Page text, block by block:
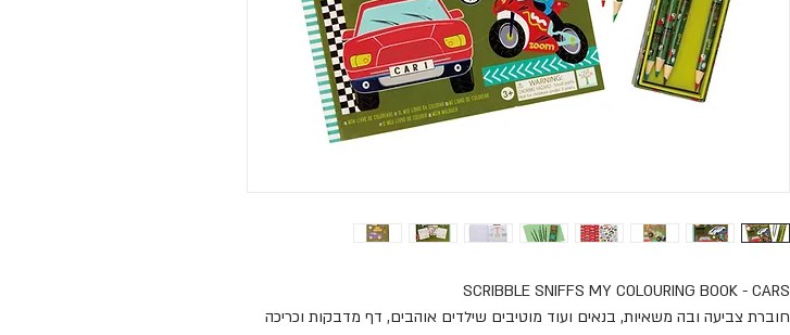
SCRIBBLE SNIFFS MY COLOURING BOOK - CARS
חוברת צביעה ובה משאיות, בנאים ועוד מוטיבים שילדים אוהבים, דף מדבקות וכריכה